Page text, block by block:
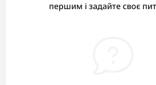
першим і задайте своє